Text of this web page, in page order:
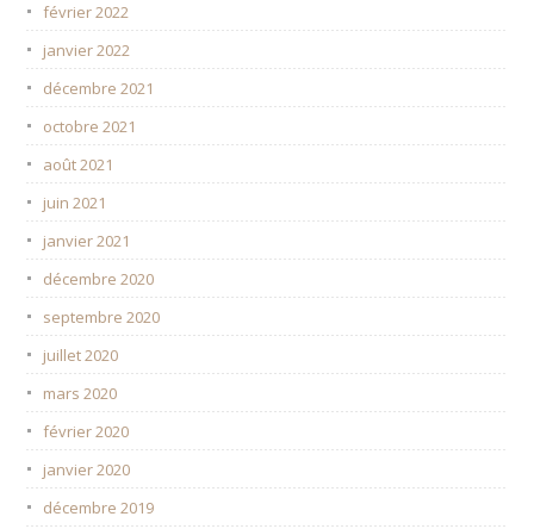
février 2022
janvier 2022
décembre 2021
octobre 2021
août 2021
juin 2021
janvier 2021
décembre 2020
septembre 2020
juillet 2020
mars 2020
février 2020
janvier 2020
décembre 2019